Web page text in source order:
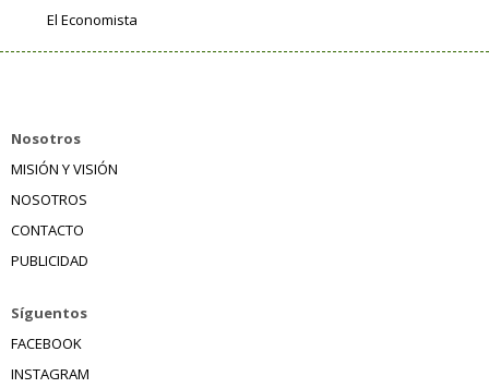
El Economista
Nosotros
MISIÓN Y VISIÓN
NOSOTROS
CONTACTO
PUBLICIDAD
Síguentos
FACEBOOK
INSTAGRAM